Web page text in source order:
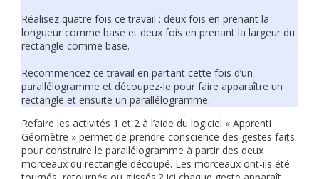
Réalisez quatre fois ce travail : deux fois en prenant la
longueur comme base et deux fois en prenant la largeur du
rectangle comme base.
Recommencez ce travail en partant cette fois d’un
parallélogramme et découpez-le pour faire apparaître un
rectangle et ensuite un parallélogramme.
Refaire les activités 1 et 2 à l’aide du logiciel « Apprenti
Géomètre » permet de prendre conscience des gestes faits
pour construire le parallélogramme à partir des deux
morceaux du rectangle découpé. Les morceaux ont-ils été